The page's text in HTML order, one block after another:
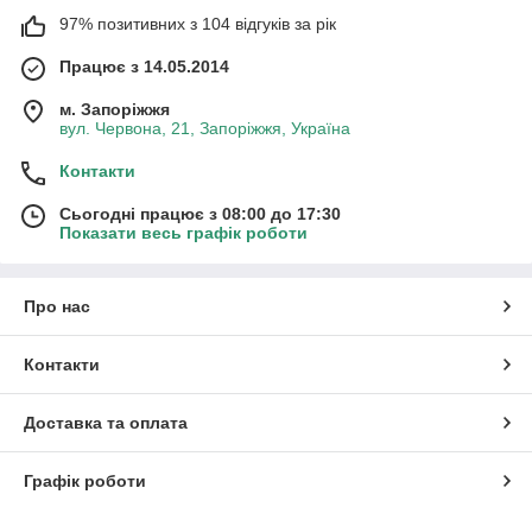
97% позитивних з 104 відгуків за рік
Працює з 14.05.2014
м. Запоріжжя
вул. Червона, 21, Запоріжжя, Україна
Контакти
Сьогодні працює з 08:00 до 17:30
Показати весь графік роботи
Про нас
Контакти
Доставка та оплата
Графік роботи